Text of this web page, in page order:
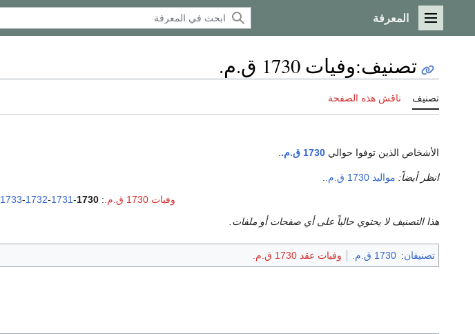
القائمة الرئيسية
المعرفة
تصنيف:وفيات 1730 ق.م.
تصنيف ناقش هذه الصفحة
الأشخاص الذين توفوا حوالي 1730 ق.م.
انظر أيضاً: مواليد 1730 ق.م.
وفيات 1730 ق.م.
:
1733-1732-1731-1730
هذا التصنيف لا يحتوي حالياً على أي صفحات أو ملفات.
تصنيفان: 1730 ق.م. وفيات عقد 1730 ق.م.